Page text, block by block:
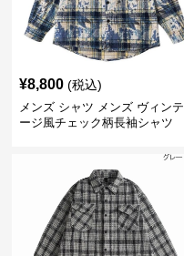
¥8,800 (税込)
メンズ シャツ メンズ ヴィンテ
ージ風チェック柄長袖シャツ